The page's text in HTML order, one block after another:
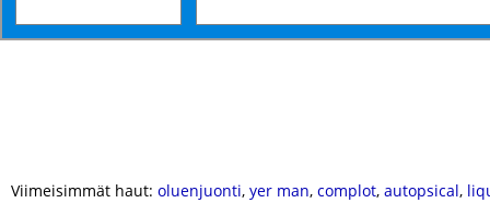
Viimeisimmät haut: oluenjuonti, yer man, complot, autopsical,